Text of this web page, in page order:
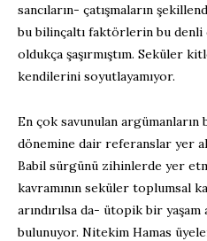
sancıların- çatışmaların
bu bilinçaltı faktörlerin bu denli
oldukça şaşırmıştım. Seküler
kendilerini soyutlayamıyor.
En çok savunulan argümanların
dönemine dair referanslar yer
Babil sürgünü zihinlerde yer
kavramının seküler toplumsal
arındırılsa da- ütopik bir yaşam
bulunuyor. Nitekim Hamas